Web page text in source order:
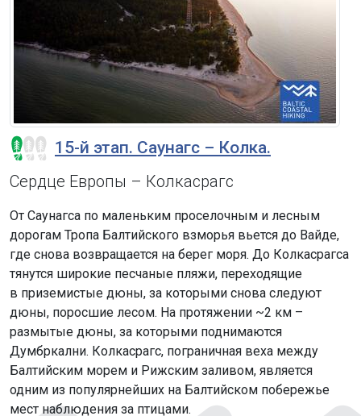
15-й этап. Саунагс – Колка.
Сердце Европы – Колкасрагс
От Саунагса по маленьким проселочным и лесным
дорогам Тропа Балтийского взморья вьется до Вайде,
где снова возвращается на берег моря. До Колкасрагса
тянутся широкие песчаные пляжи, переходящие
в приземистые дюны, за которыми снова следуют
дюны, поросшие лесом. На протяжении ~2 км –
размытые дюны, за которыми поднимаются
Думбркални. Колкасрагс, пограничная веха между
Балтийским морем и Рижским заливом, является
одним из популярнейших на Балтийском побережье
мест наблюдения за птицами.